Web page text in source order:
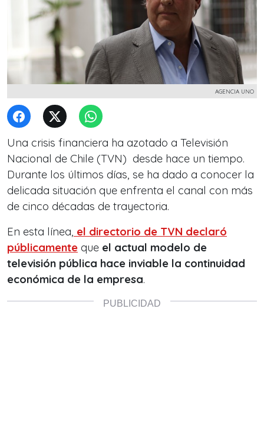
AGENCIA UNO
Una crisis financiera ha azotado a Televisión
Nacional de Chile (TVN) desde hace un tiempo.
Durante los últimos días, se ha dado a conocer la
delicada situación que enfrenta el canal con más
de cinco décadas de trayectoria.
En esta línea, el directorio de TVN declaró
públicamente que el actual modelo de
televisión pública hace inviable la continuidad
económica de la empresa.